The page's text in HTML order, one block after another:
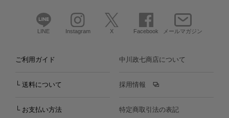
LINE Instagram X Facebook メールマガジン
ご利用ガイド
└ 送料について
└ お支払い方法
中川政七商店について
採用情報
特定商取引法の表記